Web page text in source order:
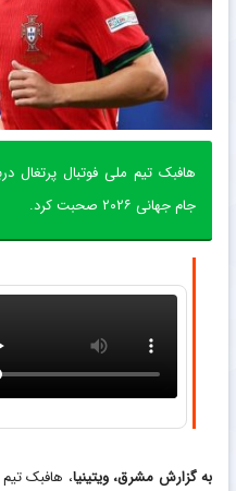
هافبک تیم ملی فوتبال پرتغال
جام جهانی ۲۰۲۶ صحبت کرد.
به گزارش مشرق،ویتینیا، هافبک